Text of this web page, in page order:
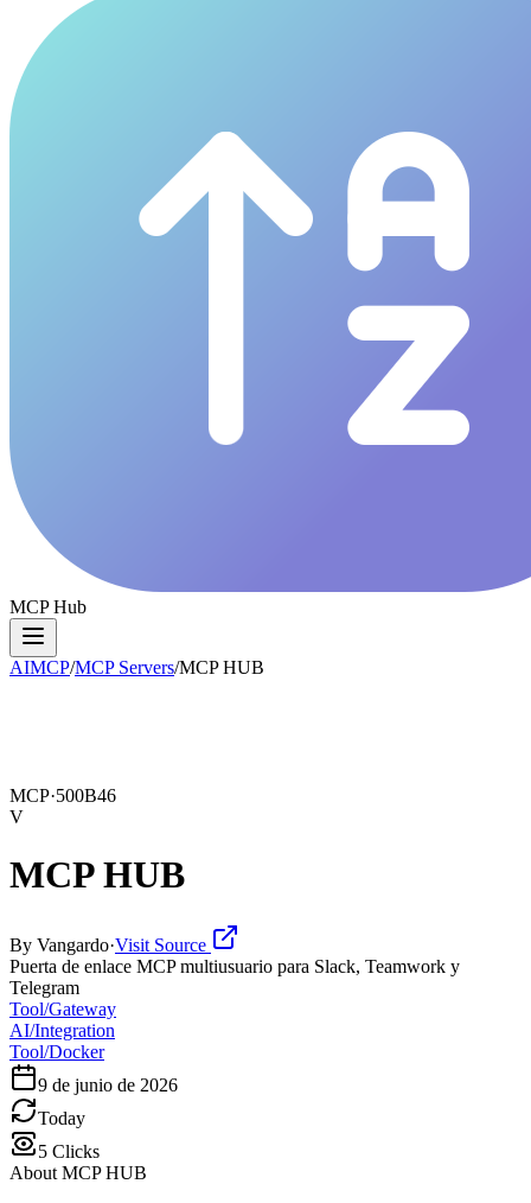
MCP Hub
AIMCP/MCP Servers/MCP HUB
MCP·500B46
V
MCP HUB
By Vangardo·Visit Source
Puerta de enlace MCP multiusuario para Slack, Teamwork y
Telegram
Tool/Gateway
AI/Integration
Tool/Docker
9 de junio de 2026
Today
5 Clicks
About MCP HUB